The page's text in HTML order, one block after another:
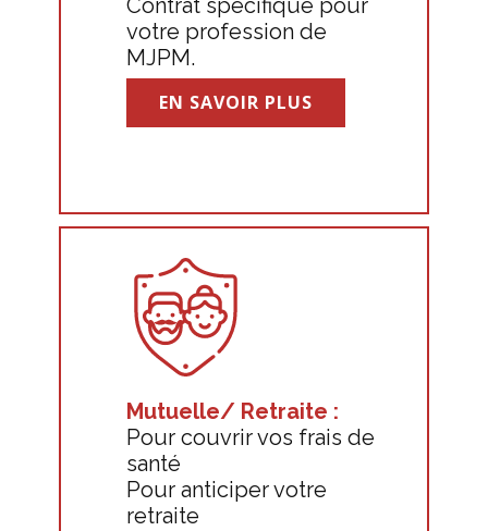
Contrat spécifique pour
votre profession de
MJPM.
EN SAVOIR PLUS
Mutuelle/ Retraite :
Pour couvrir vos frais de
santé
Pour anticiper votre
retraite